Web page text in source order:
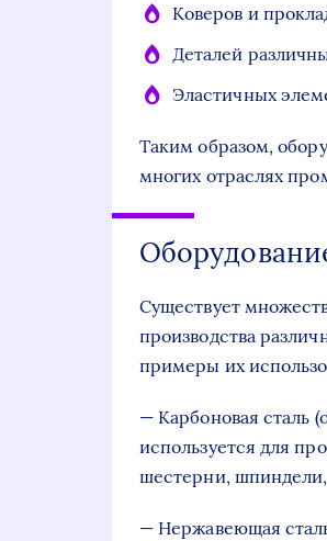
Коверов и
Деталей
Эластичных
Таким образом,
многих отраслях
Существует
производства
примеры их
— Карбоновая сталь
используется для
шестерни,
— Нержавеющая